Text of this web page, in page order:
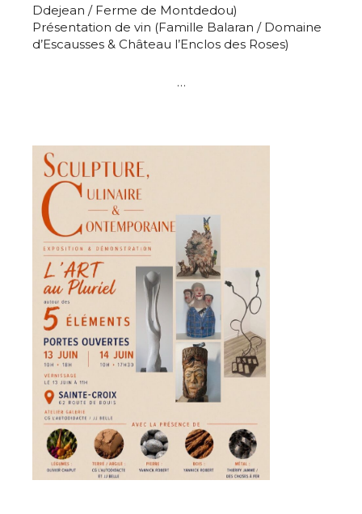
Statut / Organisation
* Champ obligatoire
Adresse email*
Statut / Organisation
J'accepte lestermes et conditions
* Champ obligatoire
Ddejean / Ferme de Montdedou)
Présentation de vin (Famille Balaran / Domaine
d’Escausses & Château l’Enclos des Roses)
…